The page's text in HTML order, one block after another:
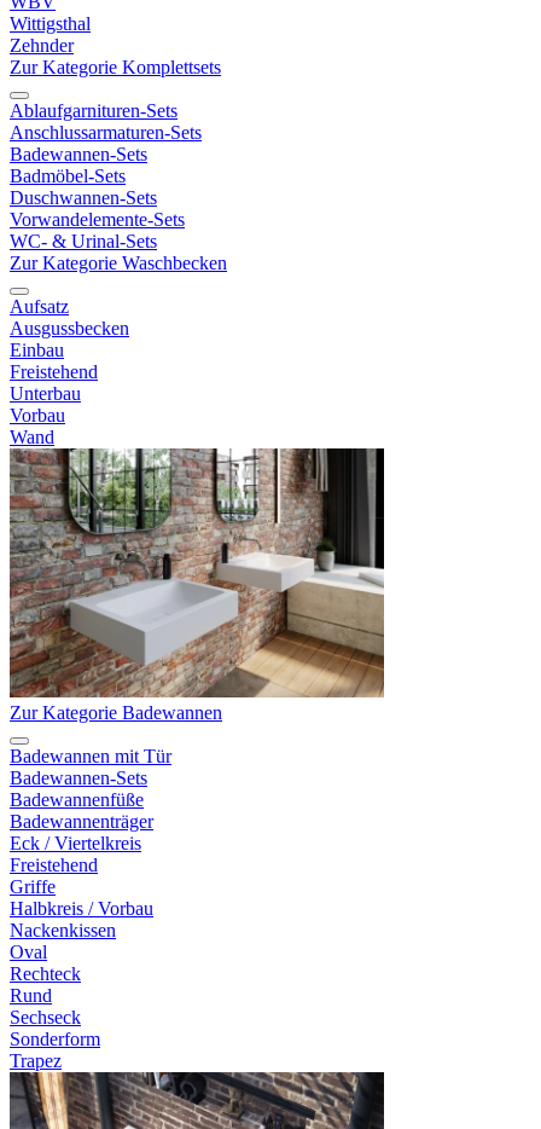
Wittigsthal
Zehnder
Zur Kategorie Komplettsets
Ablaufgarnituren-Sets
Anschlussarmaturen-Sets
Badewannen-Sets
Badmöbel-Sets
Duschwannen-Sets
Vorwandelemente-Sets
WC- & Urinal-Sets
Zur Kategorie Waschbecken
Aufsatz
Ausgussbecken
Einbau
Freistehend
Unterbau
Vorbau
Wand
Zur Kategorie Badewannen
Badewannen mit Tür
Badewannen-Sets
Badewannenfüße
Badewannenträger
Eck / Viertelkreis
Freistehend
Griffe
Halbkreis / Vorbau
Nackenkissen
Oval
Rechteck
Rund
Sechseck
Sonderform
Trapez